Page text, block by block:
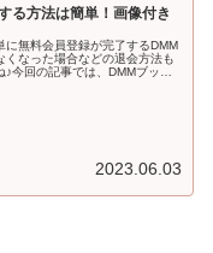
る方法は簡単！画像付き
に無料会員登録が完了するDMM
くなった場合などの退会方法も
今回の記事では、DMMブック
2023.06.03